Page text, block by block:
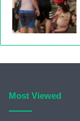
Most Viewed